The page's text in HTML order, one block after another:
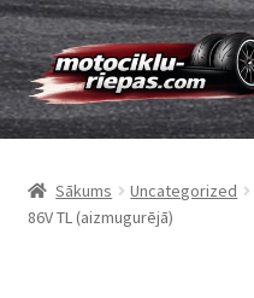
Skip
to
navigation
Skip
to
content
Riepas
Kameras
Sākums Uncategorized
86V TL (aizmugurējā)